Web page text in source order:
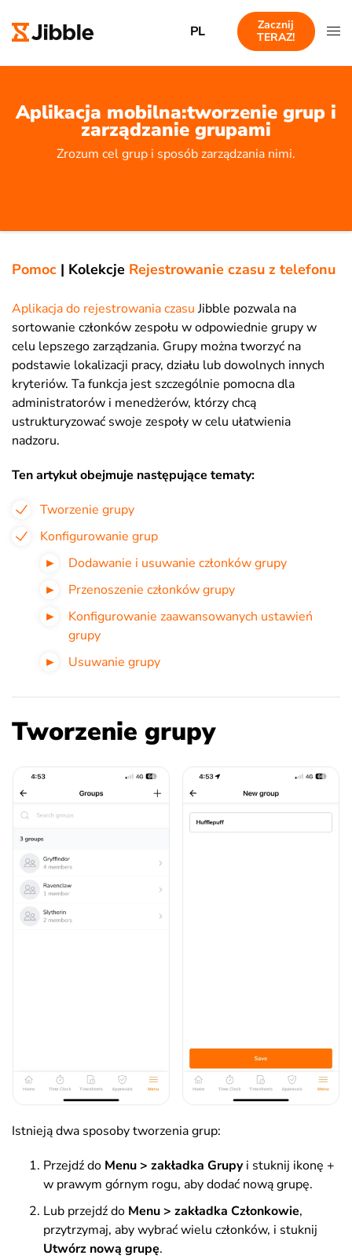
PL
Zacznij
TERAZ!
Aplikacja mobilna:tworzenie grup i
zarządzanie grupami
Zrozum cel grup i sposób zarządzania nimi.
Pomoc | Kolekcje Rejestrowanie czasu z telefonu
Aplikacja do rejestrowania czasuJibble pozwala na
sortowanie członków zespołu w odpowiednie grupy w
celu lepszego zarządzania. Grupy można tworzyć na
podstawie lokalizacji pracy, działu lub dowolnych innych
kryteriów. Ta funkcja jest szczególnie pomocna dla
administratorów i menedżerów, którzy chcą
ustrukturyzować swoje zespoły w celu ułatwienia
nadzoru.
Ten artykuł obejmuje następujące tematy:
Tworzenie grupy
Konfigurowanie grup
Dodawanie i usuwanie członków grupy
Przenoszenie członków grupy
Konfigurowanie zaawansowanych ustawień
grupy
Usuwanie grupy
Tworzenie grupy
Istnieją dwa sposoby tworzenia grup:
Przejdź do Menu > zakładka Grupyi stuknij ikonę +
w prawym górnym rogu, aby dodać nową grupę.
Lub przejdź do Menu > zakładka Członkowie,
przytrzymaj, aby wybrać wielu członków, i stuknij
Utwórz nową grupę.